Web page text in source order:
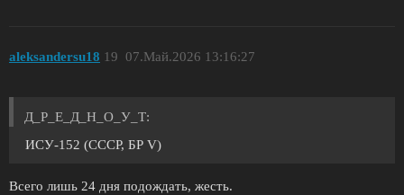
aleksandersu18 07.Май.2026 13:16:27
19
Д_Р_Е_Д_Н_О_У_Т:
ИСУ-152 (СССР, БР V)
Всего лишь 24 дня подождать, жесть.